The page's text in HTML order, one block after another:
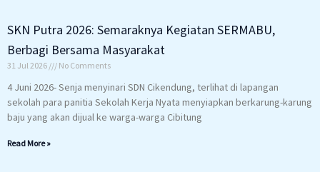
SKN Putra 2026: Semaraknya Kegiatan SERMABU,
Berbagi Bersama Masyarakat
31 Jul 2026 No Comments
4 Juni 2026- Senja menyinari SDN Cikendung, terlihat di lapangan
sekolah para panitia Sekolah Kerja Nyata menyiapkan berkarung-karung
baju yang akan dijual ke warga-warga Cibitung
Read More »